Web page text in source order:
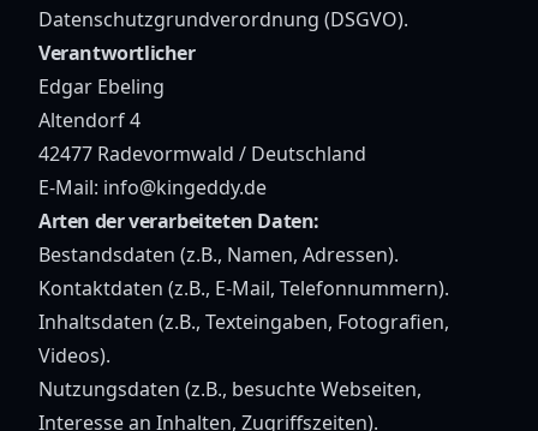
Datenschutzgrundverordnung (DSGVO).
Verantwortlicher
Edgar Ebeling
Altendorf 4
42477 Radevormwald / Deutschland
E-Mail: info@kingeddy.de
Arten der verarbeiteten Daten:
Bestandsdaten (z.B., Namen, Adressen).
Kontaktdaten (z.B., E-Mail, Telefonnummern).
Inhaltsdaten (z.B., Texteingaben, Fotografien,
Videos).
Nutzungsdaten (z.B., besuchte Webseiten,
Interesse an Inhalten, Zugriffszeiten).